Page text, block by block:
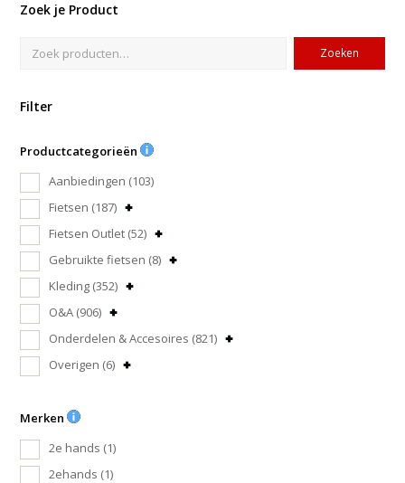
Zoek je Product
Zoeken
Filter
Productcategorieën
Aanbiedingen (103)
Fietsen (187)
Fietsen Outlet (52)
Gebruikte fietsen (8)
Kleding (352)
O&A (906)
Onderdelen & Accesoires (821)
Overigen (6)
Merken
2e hands (1)
2ehands (1)